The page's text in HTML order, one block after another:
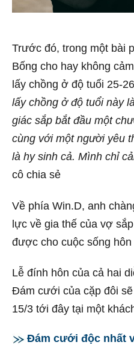
Trước đó, trong một bài
Bống cho hay không
lấy chồng ở độ tuổi 25-
lấy chồng ở độ tuổi này
giác sắp bắt đầu một
cùng với một người yêu
là hy sinh cả. Mình chỉ
cô chia sẻ
Về phía Win.D, anh
lực về gia thế của vợ
được cho cuộc sống hôn
Lễ đính hôn của cả hai
Đám cưới của cặp đôi
15/3 tới đây tại một
Đám cưới độc nhất